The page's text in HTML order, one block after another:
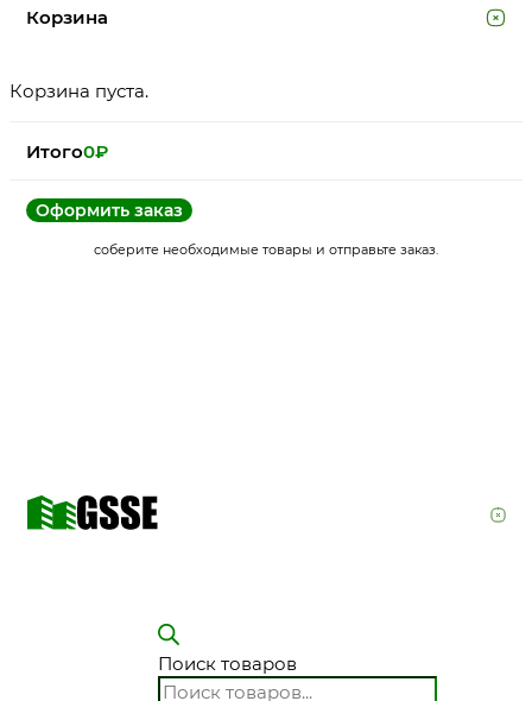
Корзина
Корзина пуста.
Итого0₽
Оформить заказ
соберите необходимые товары и отправьте заказ.
Поиск товаров